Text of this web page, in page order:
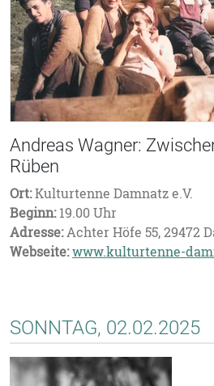
Andreas Wagner:
Rüben
Ort:Kulturtenne Damnatz e.V.
Beginn:19.00 Uhr
Adresse:Achter Höfe 55, 29472
Webseite:www.kulturtenne-
SONNTAG, 02.02.2025